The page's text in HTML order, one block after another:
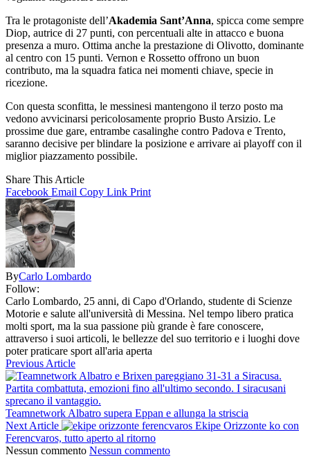
Tra le protagoniste dell’Akademia Sant’Anna, spicca come sempre
Diop, autrice di 27 punti, con percentuali alte in attacco e buona
presenza a muro. Ottima anche la prestazione di Olivotto, dominante
al centro con 15 punti. Vernon e Rossetto offrono un buon
contributo, ma la squadra fatica nei momenti chiave, specie in
ricezione.
Con questa sconfitta, le messinesi mantengono il terzo posto ma
vedono avvicinarsi pericolosamente proprio Busto Arsizio. Le
prossime due gare, entrambe casalinghe contro Padova e Trento,
saranno decisive per blindare la posizione e arrivare ai playoff con il
miglior piazzamento possibile.
Share This Article
Facebook Email Copy Link Print
ByCarlo Lombardo
Follow:
Carlo Lombardo, 25 anni, di Capo d'Orlando, studente di Scienze
Motorie e salute all'università di Messina. Nel tempo libero pratica
molti sport, ma la sua passione più grande è fare conoscere,
attraverso i suoi articoli, le bellezze del suo territorio e i luoghi dove
poter praticare sport all'aria aperta
Previous Article
Teamnetwork Albatro supera Eppan e allunga la striscia
Next Article
Ekipe Orizzonte ko con
Ferencvaros, tutto aperto al ritorno
Nessun commento Nessun commento